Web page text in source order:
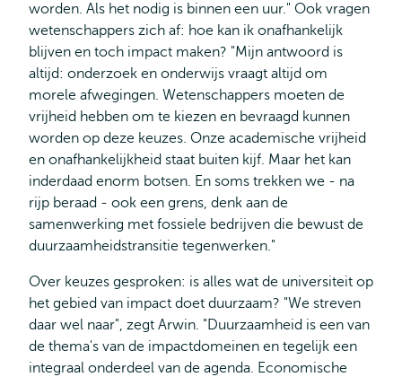
worden. Als het nodig is binnen een uur." Ook vragen
wetenschappers zich af: hoe kan ik onafhankelijk
blijven en toch impact maken? "Mijn antwoord is
altijd: onderzoek en onderwijs vraagt altijd om
morele afwegingen. Wetenschappers moeten de
vrijheid hebben om te kiezen en bevraagd kunnen
worden op deze keuzes. Onze academische vrijheid
en onafhankelijkheid staat buiten kijf. Maar het kan
inderdaad enorm botsen. En soms trekken we - na
rijp beraad - ook een grens, denk aan de
samenwerking met fossiele bedrijven die bewust de
duurzaamheidstransitie tegenwerken."
Over keuzes gesproken: is alles wat de universiteit op
het gebied van impact doet duurzaam? "We streven
daar wel naar", zegt Arwin. "Duurzaamheid is een van
de thema's van de impactdomeinen en tegelijk een
integraal onderdeel van de agenda. Economische